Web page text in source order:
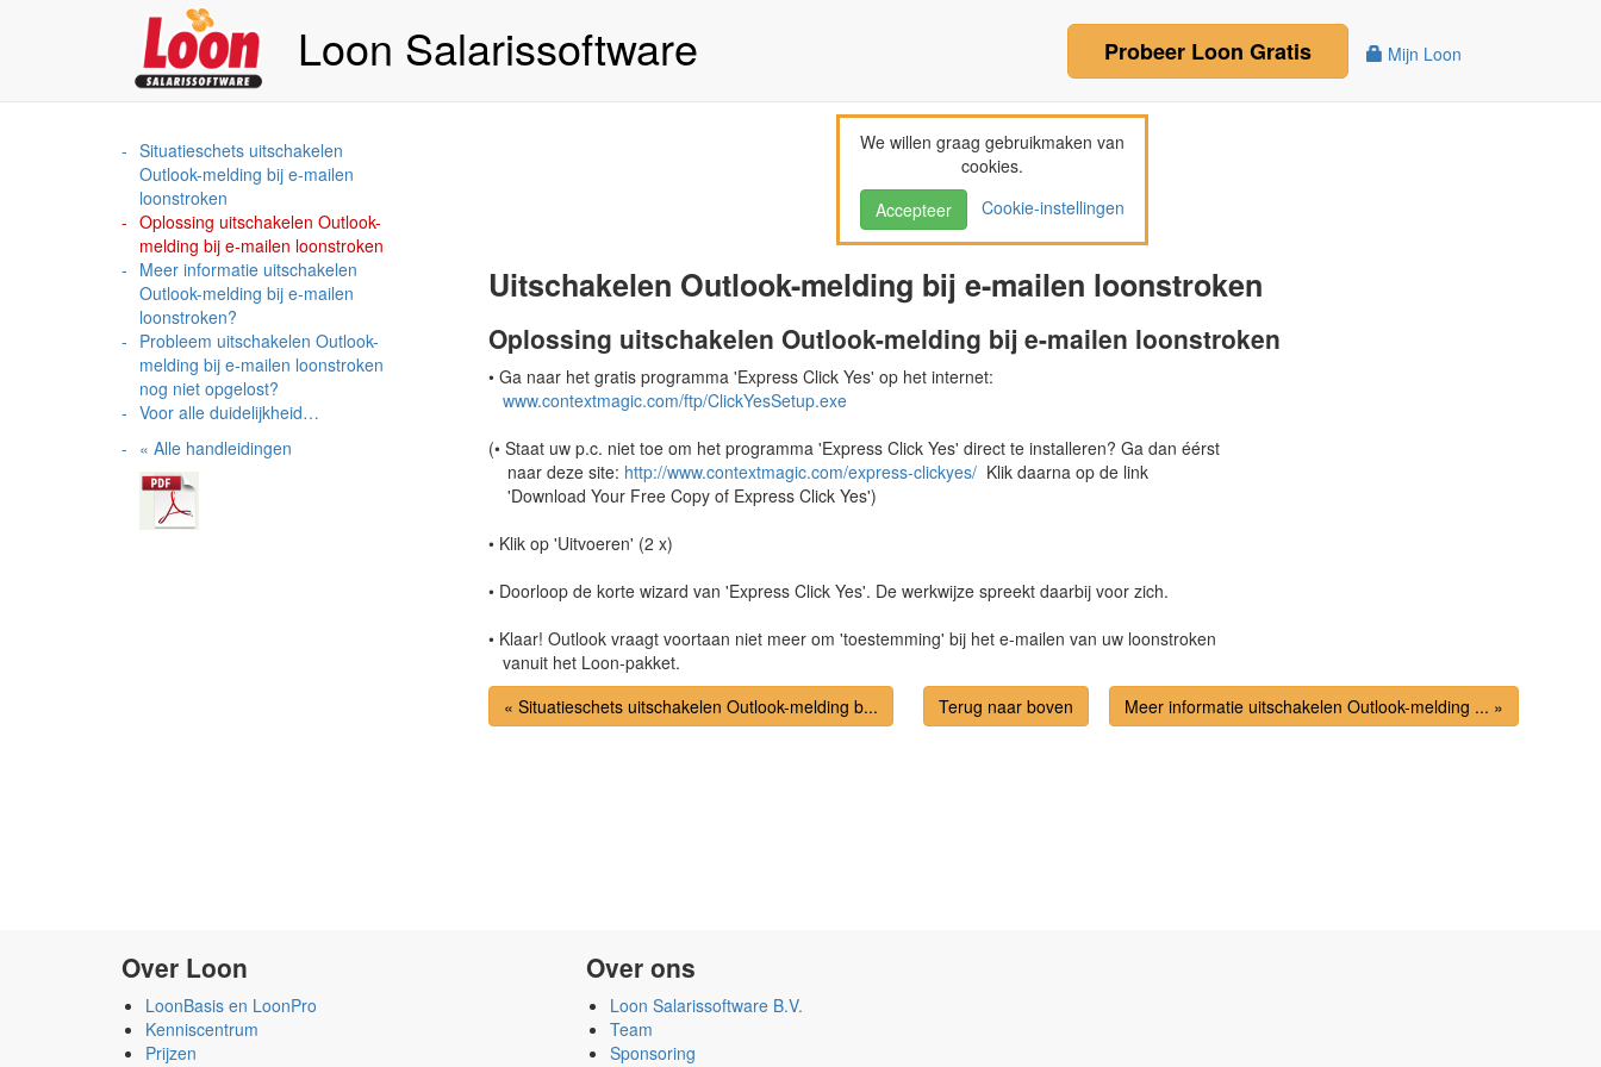
Loon Salarissoftware Mijn Loon
Probeer Loon Gratis
Situatieschets uitschakelen
Outlook-melding bij e-mailen
loonstroken
Oplossing uitschakelen Outlook-
melding bij e-mailen loonstroken
Meer informatie uitschakelen
Outlook-melding bij e-mailen
loonstroken?
Probleem uitschakelen Outlook-
melding bij e-mailen loonstroken
nog niet opgelost?
Voor alle duidelijkheid…
« Alle handleidingen
We willen graag gebruikmaken van
cookies.
Accepteer
Cookie-instellingen
Uitschakelen Outlook-melding bij e-mailen loonstroken
Oplossing uitschakelen Outlook-melding bij e-mailen loonstroken
• Ga naar het gratis programma 'Express Click Yes' op het internet:
www.contextmagic.com/ftp/ClickYesSetup.exe
(• Staat uw p.c. niet toe om het programma 'Express Click Yes' direct te installeren? Ga dan éérst
naar deze site: http://www.contextmagic.com/express-clickyes/Klik daarna op de link
'Download Your Free Copy of Express Click Yes')
• Klik op 'Uitvoeren' (2 x)
• Doorloop de korte wizard van 'Express Click Yes'. De werkwijze spreekt daarbij voor zich.
• Klaar! Outlook vraagt voortaan niet meer om 'toestemming' bij het e-mailen van uw loonstroken
vanuit het Loon-pakket.
« Situatieschets uitschakelen Outlook-melding b...
Terug naar boven Meer informatie uitschakelen Outlook-melding ... »
Over Loon
LoonBasis en LoonPro
Kenniscentrum
Prijzen
Over ons
Loon Salarissoftware B.V.
Team
Sponsoring